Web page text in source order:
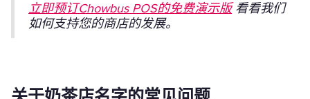
立即预订Chowbus POS的免费演示版看看我们
如何支持您的商店的发展。